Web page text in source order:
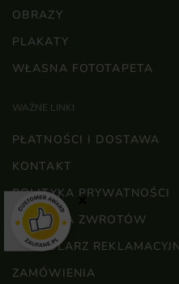
OBRAZY
PLAKATY
WŁASNA FOTOTAPETA
WAŻNE LINKI
PŁATNOŚCI I DOSTAWA
KONTAKT
POLITYKA PRYWATNOŚCI
POLITYKA ZWROTÓW
FORMULARZ
ZAMÓWIENIA
×